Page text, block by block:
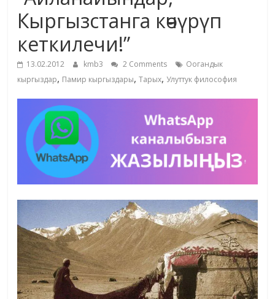
маданияты
жана
адабияты
Кыргызстанга көчүрүп
кеткилечи!”
13.02.2012 kmb3 2 Comments
Оогандык
кыргыздар, Памир кыргыздары,Тарых, Улуттук философия